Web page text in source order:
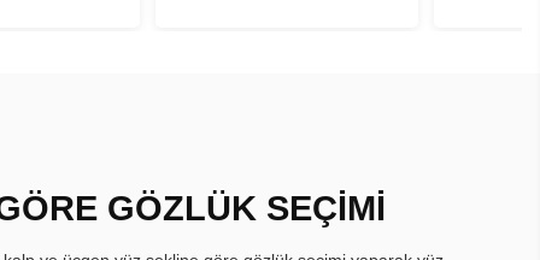
GÖZLÜK SEÇİMİ